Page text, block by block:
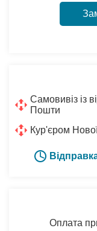
Самовивіз із
Пошти
Кур'єром
Оплата